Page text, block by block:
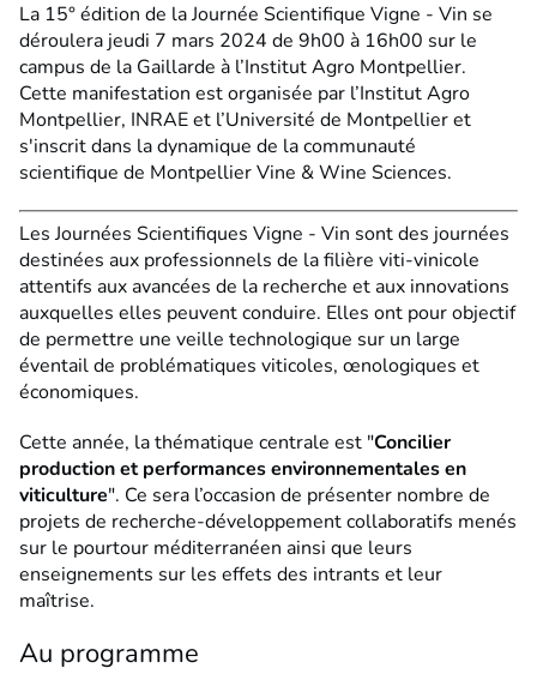
La 15° édition de la Journée Scientifique Vigne - Vin se
déroulera jeudi 7 mars 2024 de 9h00 à 16h00 sur le
campus de la Gaillarde à l’Institut Agro Montpellier.
Cette manifestation est organisée par l’Institut Agro
Montpellier, INRAE et l’Université de Montpellier et
s'inscrit dans la dynamique de la communauté
scientifique de Montpellier Vine & Wine Sciences.
Les Journées Scientifiques Vigne - Vin sont des journées
destinées aux professionnels de la filière viti-vinicole
attentifs aux avancées de la recherche et aux innovations
auxquelles elles peuvent conduire. Elles ont pour objectif
de permettre une veille technologique sur un large
éventail de problématiques viticoles, œnologiques et
économiques.
Cette année, la thématique centrale est "Concilier
production et performances environnementales en
viticulture". Ce sera l’occasion de présenter nombre de
projets de recherche-développement collaboratifs menés
sur le pourtour méditerranéen ainsi que leurs
enseignements sur les effets des intrants et leur
maîtrise.
Au programme